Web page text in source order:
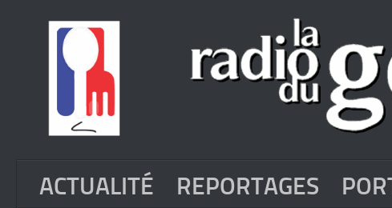
ACTUALITÉ REPORTAGES